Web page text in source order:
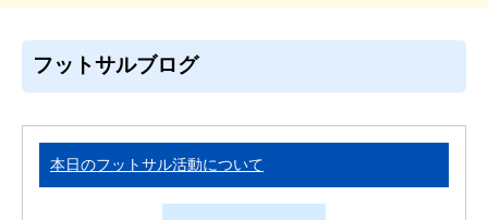
フットサルブログ
本日のフットサル活動について